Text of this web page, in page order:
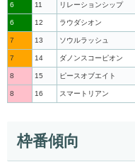
6 11 リレーションシップ
6 12 ラウダシオン
7 13 ソウルラッシュ
7 14 ダノンスコーピオン
8 15 ピースオブエイト
8 16 スマートリアン
枠番傾向